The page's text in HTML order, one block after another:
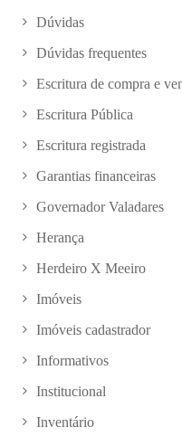
Dúvidas
Dúvidas frequentes
Escritura de compra e
Escritura Pública
Escritura registrada
Garantias financeiras
Governador Valadares
Herança
Herdeiro X Meeiro
Imóveis
Imóveis cadastrador
Informativos
Institucional
Inventário